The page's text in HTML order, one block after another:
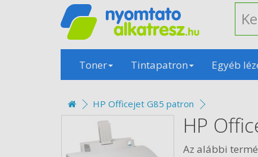
Toner Tintapatron Egyéb
HP Officejet G85 patron
HP
Az alábbi